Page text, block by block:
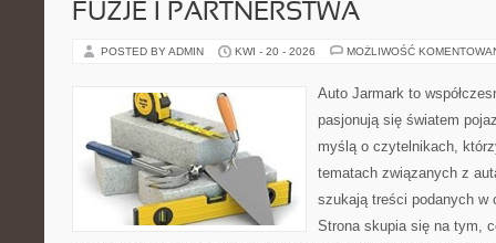
FUZJE I PARTNERSTWA
POSTED BY ADMIN KWI - 20 - 2026 MOŻLIWOŚĆ
Auto Jarmark to
pasjonują się światem
myślą o czytelnikach,
tematach związanych z
szukają treści podanych
Strona skupia się na tym,